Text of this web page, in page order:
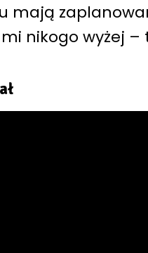
mają
nikogo wyżej –